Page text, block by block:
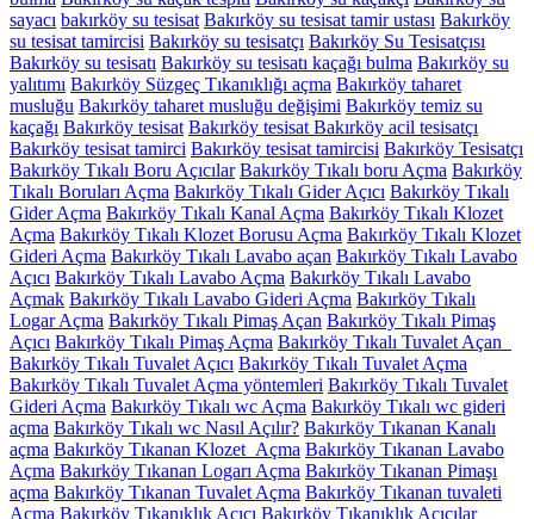
sayacı bakırköy su tesisat Bakırköy su tesisat tamir ustası Bakırköy
su tesisat tamircisi Bakırköy su tesisatçı Bakırköy Su Tesisatçısı
Bakırköy su tesisatı Bakırköy su tesisatı kaçağı bulma Bakırköy su
yalıtımı Bakırköy Süzgeç Tıkanıklığı açma Bakırköy taharet
musluğu Bakırköy taharet musluğu değişimi Bakırköy temiz su
kaçağı Bakırköy tesisat Bakırköy tesisat Bakırköy acil tesisatçı
Bakırköy tesisat tamirci Bakırköy tesisat tamircisi Bakırköy Tesisatçı
Bakırköy Tıkalı Boru Açıcılar Bakırköy Tıkalı boru Açma Bakırköy
Tıkalı Boruları Açma Bakırköy Tıkalı Gider Açıcı Bakırköy Tıkalı
Gider Açma Bakırköy Tıkalı Kanal Açma Bakırköy Tıkalı Klozet
Açma Bakırköy Tıkalı Klozet Borusu Açma Bakırköy Tıkalı Klozet
Gideri Açma Bakırköy Tıkalı Lavabo açan Bakırköy Tıkalı Lavabo
Açıcı Bakırköy Tıkalı Lavabo Açma Bakırköy Tıkalı Lavabo
Açmak Bakırköy Tıkalı Lavabo Gideri Açma Bakırköy Tıkalı
Logar Açma Bakırköy Tıkalı Pimaş Açan Bakırköy Tıkalı Pimaş
Açıcı Bakırköy Tıkalı Pimaş Açma Bakırköy Tıkalı Tuvalet Açan
Bakırköy Tıkalı Tuvalet Açıcı Bakırköy Tıkalı Tuvalet Açma
Bakırköy Tıkalı Tuvalet Açma yöntemleri Bakırköy Tıkalı Tuvalet
Gideri Açma Bakırköy Tıkalı wc Açma Bakırköy Tıkalı wc gideri
açma Bakırköy Tıkalı wc Nasıl Açılır? Bakırköy Tıkanan Kanalı
açma Bakırköy Tıkanan Klozet Açma Bakırköy Tıkanan Lavabo
Açma Bakırköy Tıkanan Logarı Açma Bakırköy Tıkanan Pimaşı
açma Bakırköy Tıkanan Tuvalet Açma Bakırköy Tıkanan tuvaleti
Açma Bakırköy Tıkanıklık Açıcı Bakırköy Tıkanıklık Açıcılar